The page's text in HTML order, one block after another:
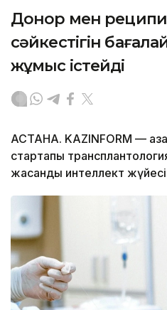
Донор мен
сәйкестігін
жұмыс істейді
АСТАНА. KAZINFORM —
стартапы
жасанды интеллект